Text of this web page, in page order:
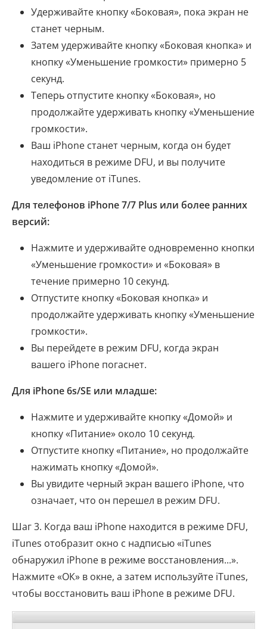
Удерживайте кнопку «Боковая», пока экран не
станет черным.
Затем удерживайте кнопку «Боковая кнопка» и
кнопку «Уменьшение громкости» примерно 5
секунд.
Теперь отпустите кнопку «Боковая», но
продолжайте удерживать кнопку «Уменьшение
громкости».
Ваш iPhone станет черным, когда он будет
находиться в режиме DFU, и вы получите
уведомление от iTunes.
Для телефонов iPhone 7/7 Plus или более ранних
версий:
Нажмите и удерживайте одновременно кнопки
«Уменьшение громкости» и «Боковая» в
течение примерно 10 секунд.
Отпустите кнопку «Боковая кнопка» и
продолжайте удерживать кнопку «Уменьшение
громкости».
Вы перейдете в режим DFU, когда экран
вашего iPhone погаснет.
Для iPhone 6s/SE или младше:
Нажмите и удерживайте кнопку «Домой» и
кнопку «Питание» около 10 секунд.
Отпустите кнопку «Питание», но продолжайте
нажимать кнопку «Домой».
Вы увидите черный экран вашего iPhone, что
означает, что он перешел в режим DFU.
Шаг 3. Когда ваш iPhone находится в режиме DFU,
iTunes отобразит окно с надписью «iTunes
обнаружил iPhone в режиме восстановления...».
Нажмите «ОК» в окне, а затем используйте iTunes,
чтобы восстановить ваш iPhone в режиме DFU.